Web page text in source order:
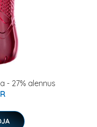
- 27% alennus